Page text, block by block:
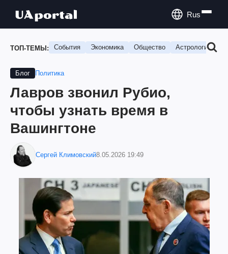
Rus
ТОП-ТЕМЫ: События Экономика Общество Астрология
Блог Политика
Лавров звонил Рубио,
чтобы узнать время в
Вашингтоне
Сергей Климовский8.05.2026 19:49